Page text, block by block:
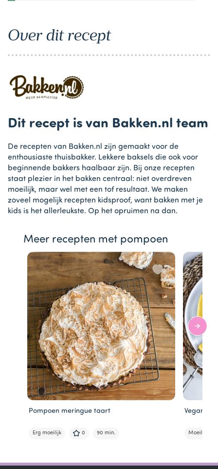
Over dit recept
Dit recept is van Bakken.nl team
De recepten van Bakken.nl zijn gemaakt voor de
enthousiaste thuisbakker. Lekkere baksels die ook voor
beginnende bakkers haalbaar zijn. Bij onze recepten
staat plezier in het bakken centraal: niet overdreven
moeilijk, maar wel met een tof resultaat. We maken
zoveel mogelijk recepten kidsproof, want bakken met je
kids is het allerleukste. Op het opruimen na dan.
Meer recepten met pompoen
Pompoen meringue taart
Erg moeilijk 0 90 min.
Vegan
Moeilijk
1